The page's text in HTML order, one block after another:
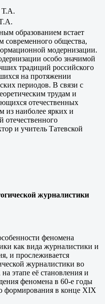
Т.А.
образованием встает
современного общества,
модернизации.
особо значимой
традиций российского
на протяжении
периодов. В связи с
трудам и
отечественных
из наиболее ярких и
отечественного
и учитель Татевской
журналистики
феномена
как вида журналистики и
и прослеживается
журналистики во
этапе её становления и
феномена в 60-е годы
формирования в конце XIX